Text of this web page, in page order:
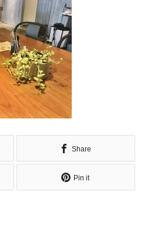
Share
Pin it